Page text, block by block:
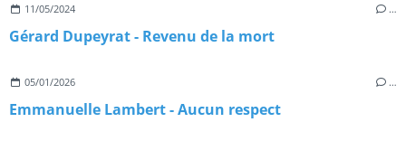
11/05/2024 …
Gérard Dupeyrat - Revenu de la mort
05/01/2026 …
Emmanuelle Lambert - Aucun respect